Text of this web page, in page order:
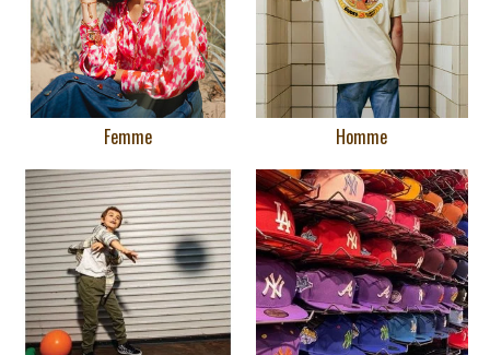
Femme Homme